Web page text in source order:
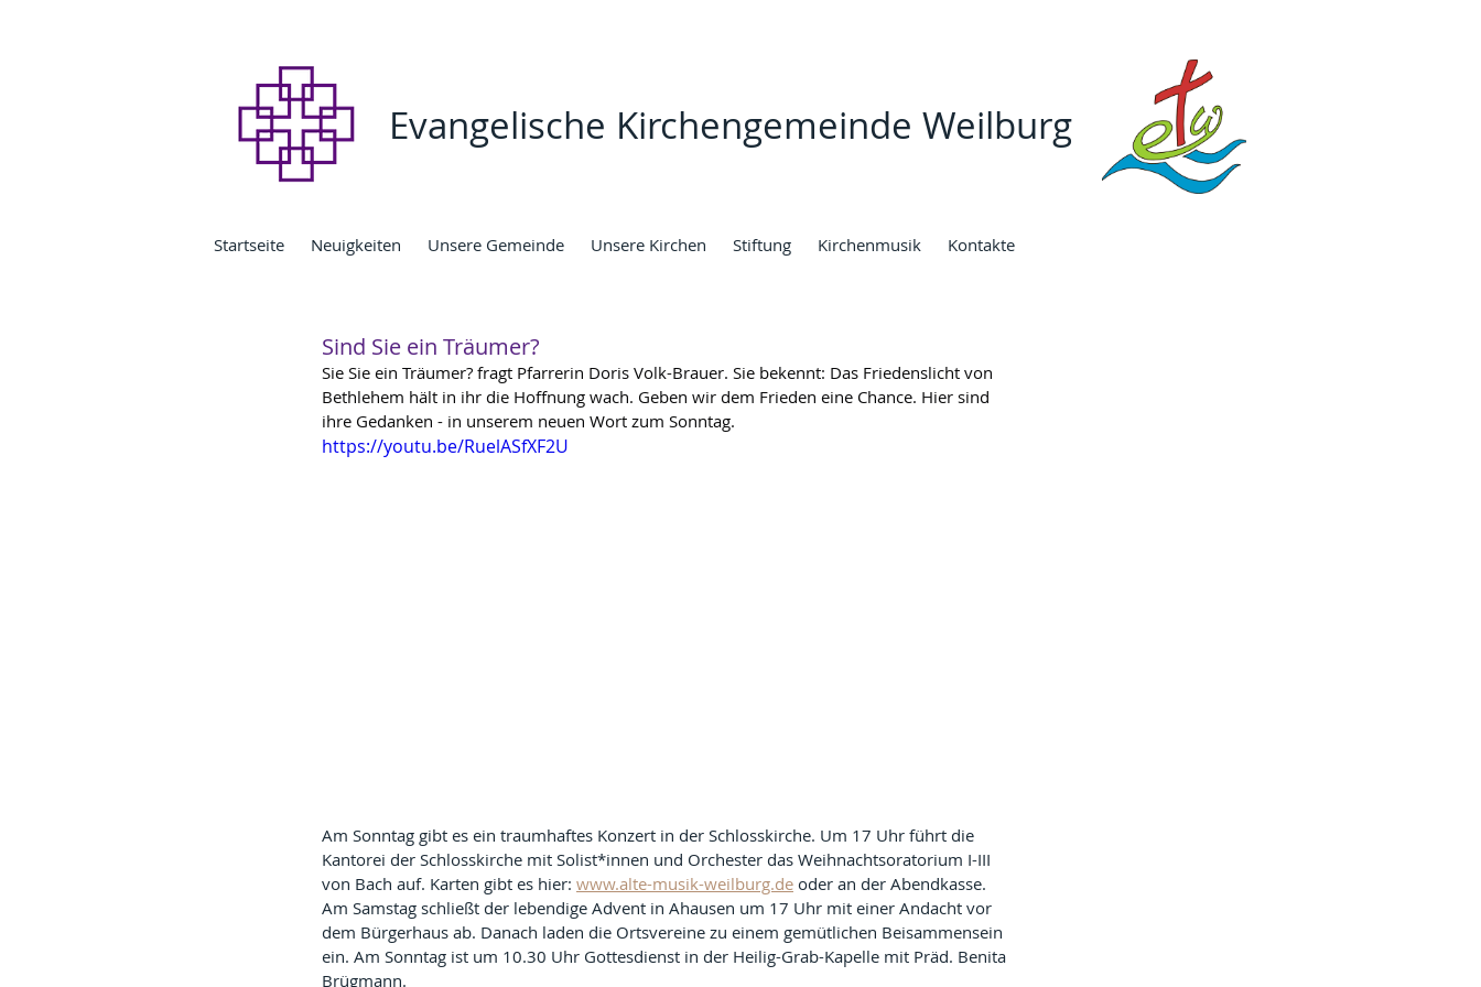
Evangelische Kirchengemeinde Weilburg
Startseite Neuigkeiten Unsere Gemeinde Unsere Kirchen Stiftung Kirchenmusik Kontakte
Sind Sie ein Träumer?
Sie Sie ein Träumer? fragt Pfarrerin Doris Volk-Brauer. Sie bekennt: Das Friedenslicht von
Bethlehem hält in ihr die Hoffnung wach. Geben wir dem Frieden eine Chance. Hier sind
ihre Gedanken - in unserem neuen Wort zum Sonntag.
https://youtu.be/RuelASfXF2U
Am Sonntag gibt es ein traumhaftes Konzert in der Schlosskirche. Um 17 Uhr führt die
Kantorei der Schlosskirche mit Solist*innen und Orchester das Weihnachtsoratorium I-III
von Bach auf. Karten gibt es hier: www.alte-musik-weilburg.de oder an der Abendkasse.
Am Samstag schließt der lebendige Advent in Ahausen um 17 Uhr mit einer Andacht vor
dem Bürgerhaus ab. Danach laden die Ortsvereine zu einem gemütlichen Beisammensein
ein. Am Sonntag ist um 10.30 Uhr Gottesdienst in der Heilig-Grab-Kapelle mit Präd. Benita
Brügmann.